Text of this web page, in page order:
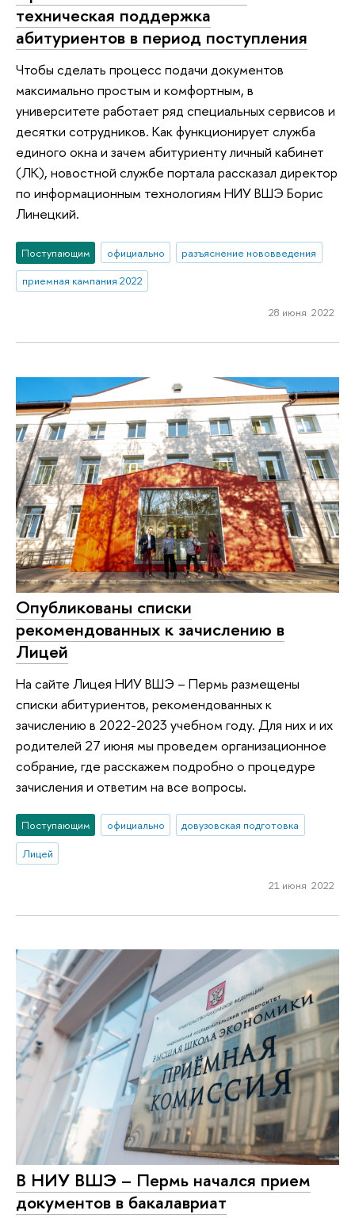
техническая поддержка
абитуриентов в период поступления
Чтобы сделать процесс подачи документов
максимально простым и комфортным, в
университете работает ряд специальных сервисов и
десятки сотрудников. Как функционирует служба
единого окна и зачем абитуриенту личный кабинет
(ЛК), новостной службе портала рассказал директор
по информационным технологиям НИУ ВШЭ Борис
Линецкий.
Поступающим официально
разъяснение нововведения
приемная кампания 2022
28 июня 2022
Опубликованы списки
рекомендованных к зачислению в
Лицей
На сайте Лицея НИУ ВШЭ – Пермь размещены
списки абитуриентов, рекомендованных к
зачислению в 2022-2023 учебном году. Для них и их
родителей 27 июня мы проведем организационное
собрание, где расскажем подробно о процедуре
зачисления и ответим на все вопросы.
Поступающим официально
довузовская подготовка
Лицей
21 июня 2022
В НИУ ВШЭ – Пермь начался прием
документов в бакалавриат